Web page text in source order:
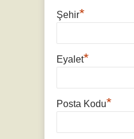
Şehir*
Eyalet*
Posta Kodu*